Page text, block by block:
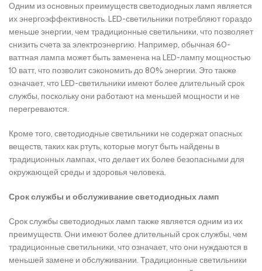
Одним из основных преимуществ светодиодных ламп является
их энергоэффективность. LED-светильники потребляют гораздо
меньше энергии, чем традиционные светильники, что позволяет
снизить счета за электроэнергию. Например, обычная 60-
ваттная лампа может быть заменена на LED-лампу мощностью
10 ватт, что позволит сэкономить до 80% энергии. Это также
означает, что LED-светильники имеют более длительный срок
службы, поскольку они работают на меньшей мощности и не
перегреваются.
Кроме того, светодиодные светильники не содержат опасных
веществ, таких как ртуть, которые могут быть найдены в
традиционных лампах, что делает их более безопасными для
окружающей среды и здоровья человека.
Срок службы и обслуживание светодиодных ламп
Срок службы светодиодных ламп также является одним из их
преимуществ. Они имеют более длительный срок службы, чем
традиционные светильники, что означает, что они нуждаются в
меньшей замене и обслуживании. Традиционные светильники